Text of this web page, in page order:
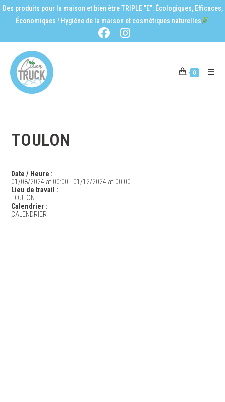
Des produits pour la maison et bien être TRIPLE "E": Écologiques, Efficaces,
Économiques ! Hygiène de la maison et cosmétiques naturelles
0
TOULON
Date / Heure :
01/08/2024 at 00:00 - 01/12/2024 at 00:00
Lieu de travail :
TOULON
Calendrier :
CALENDRIER